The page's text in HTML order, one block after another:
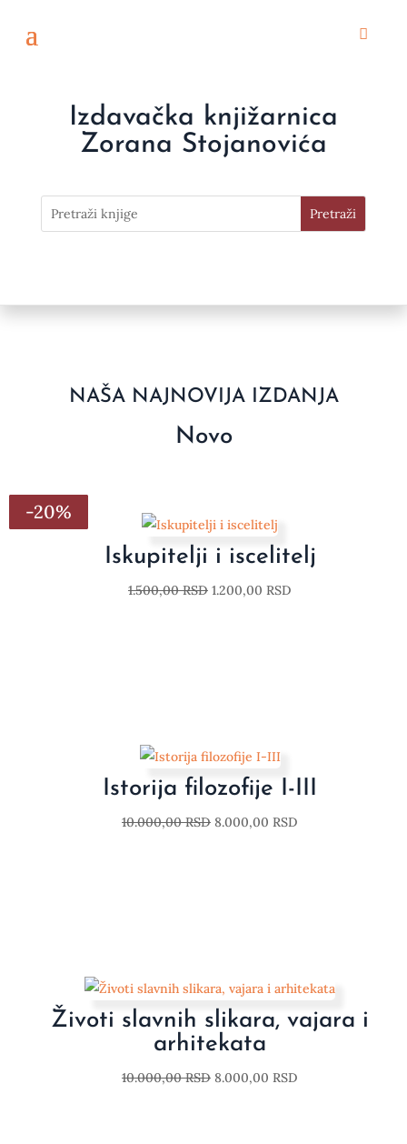
Izdavačka knjižarnica
Zorana Stojanovića
NAŠA NAJNOVIJA IZDANJA
Novo
-20%
Iskupitelji i iscelitelj
1.500,00RSD 1.200,00 RSD
-20%
Istorija filozofije I-III
10.000,00RSD 8.000,00 RSD
-20%
Životi slavnih slikara, vajara i
arhitekata
10.000,00RSD 8.000,00 RSD
-20%
-20%
-20%
-20%